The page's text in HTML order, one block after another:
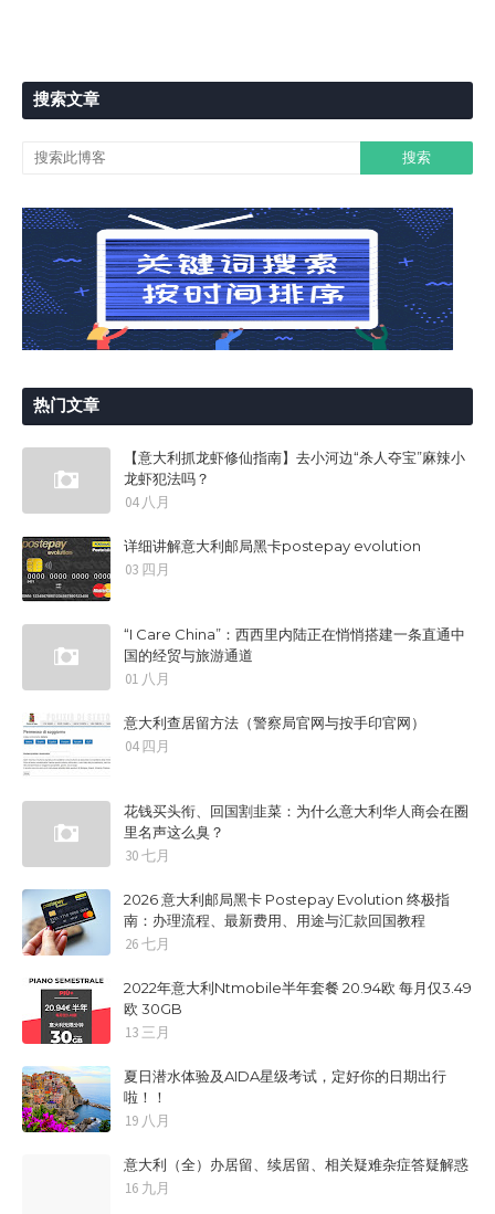
搜索文章
热门文章
【意大利抓龙虾修仙指南】去小河边“杀人夺宝”麻辣小
龙虾犯法吗？
04 八月
详细讲解意大利邮局黑卡postepay evolution
03 四月
“I Care China”：西西里内陆正在悄悄搭建一条直通中
国的经贸与旅游通道
01 八月
意大利查居留方法（警察局官网与按手印官网）
04 四月
花钱买头衔、回国割韭菜：为什么意大利华人商会在圈
里名声这么臭？
30 七月
2026 意大利邮局黑卡 Postepay Evolution 终极指
南：办理流程、最新费用、用途与汇款回国教程
26 七月
2022年意大利Ntmobile半年套餐 20.94欧 每月仅3.49
欧 30GB
13 三月
夏日潜水体验及AIDA星级考试，定好你的日期出行
啦！！
19 八月
意大利（全）办居留、续居留、相关疑难杂症答疑解惑
16 九月